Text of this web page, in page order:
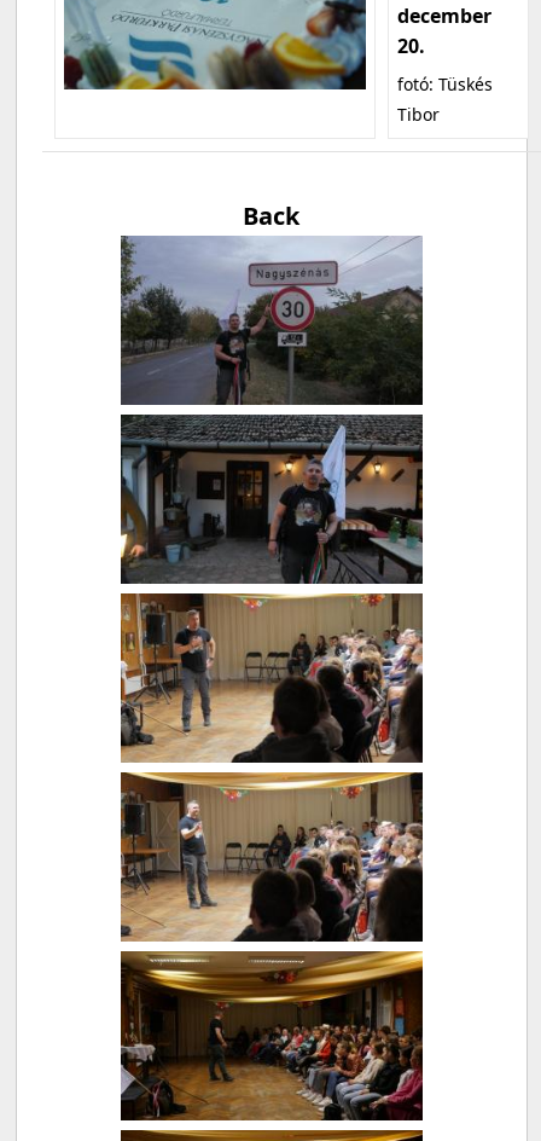
december
20.
fotó: Tüskés
Tibor
Back